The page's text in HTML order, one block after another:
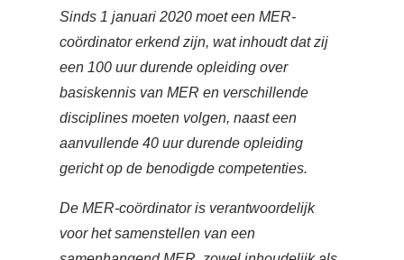
Sinds 1 januari 2020 moet een MER-
coördinator erkend zijn, wat inhoudt dat zij
een 100 uur durende opleiding over
basiskennis van MER en verschillende
disciplines moeten volgen, naast een
aanvullende 40 uur durende opleiding
gericht op de benodigde competenties.
De MER-coördinator is verantwoordelijk
voor het samenstellen van een